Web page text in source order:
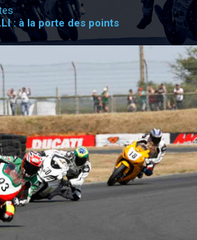
la billetterie
: à la porte des points